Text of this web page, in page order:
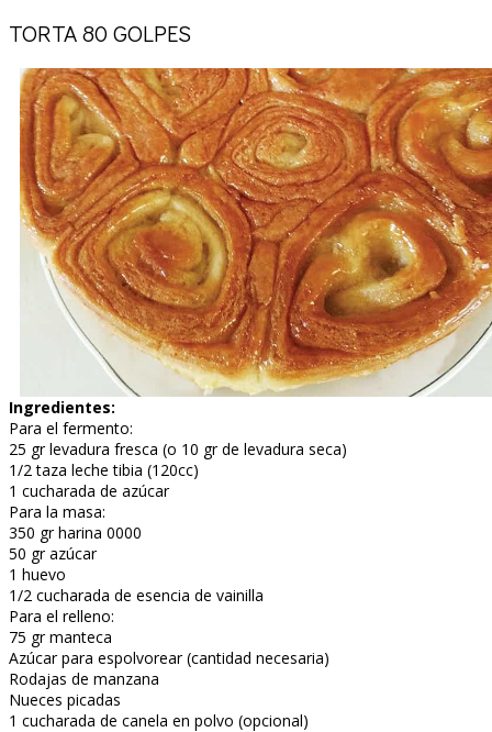
TORTA 80 GOLPES
Ingredientes:
Para el fermento:
25 gr levadura fresca (o 10 gr de levadura seca)
1/2 taza leche tibia (120cc)
1 cucharada de azúcar
Para la masa:
350 gr harina 0000
50 gr azúcar
1 huevo
1/2 cucharada de esencia de vainilla
Para el relleno:
75 gr manteca
Azúcar para espolvorear (cantidad necesaria)
Rodajas de manzana
Nueces picadas
1 cucharada de canela en polvo (opcional)